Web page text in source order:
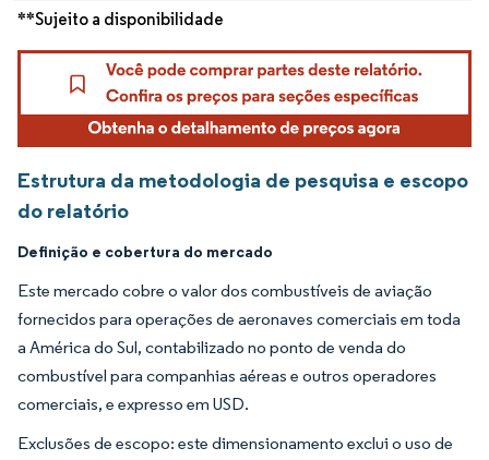
**Sujeito a disponibilidade
Estrutura da metodologia de pesquisa e escopo
do relatório
Definição e cobertura do mercado
Este mercado cobre o valor dos combustíveis de aviação
fornecidos para operações de aeronaves comerciais em toda
a América do Sul, contabilizado no ponto de venda do
combustível para companhias aéreas e outros operadores
comerciais, e expresso em USD.
Exclusões de escopo: este dimensionamento exclui o uso de